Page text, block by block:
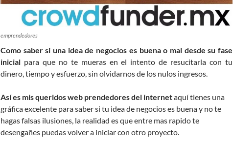
emprendedores
Como saber si una idea de negocios es buena o mal desde su fase
inicial para que no te mueras en el intento de resucitarla con tu
dinero, tiempo y esfuerzo, sin olvidarnos de los nulos ingresos.
Así es mis queridos web prendedores del internetaquí tienes una
gráfica excelente para saber si tu idea de negocios es buena y no te
hagas falsas ilusiones, la realidad es que entre mas rapido te
desengañes puedas volver a iniciar con otro proyecto.